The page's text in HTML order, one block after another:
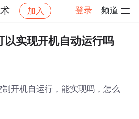
加入 登录 频道
计算技术 帖子详情
实现开机自动运行吗
开机自运行，能实现吗，怎么